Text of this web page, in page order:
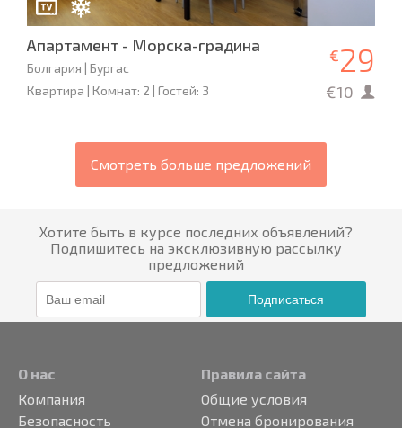
Апартамент - Морска-градина
Болгария | Бургас
Квартира | Комнат: 2 | Гостей: 3
€29
€10
Смотреть больше предложений
Хотите быть в курсе последних объявлений?
Подпишитесь на эксклюзивную рассылку
предложений
Подписаться
О нас
Компания
Безопасность
Правила сайта
Общие условия
Отмена бронирования